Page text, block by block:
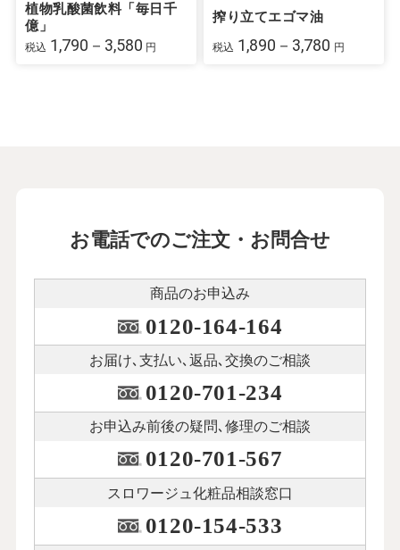
植物乳酸菌飲料「毎日千
億」
税込 1,790－3,580 円
搾り立てエゴマ油
税込 1,890－3,780 円
お電話でのご注文・お問合せ
商品のお申込み
0120-164-164
お届け､支払い､ 返品､交換のご相談
0120-701-234
お申込み前後の疑問､修理のご相談
0120-701-567
スロワージュ化粧品相談窓口
0120-154-533